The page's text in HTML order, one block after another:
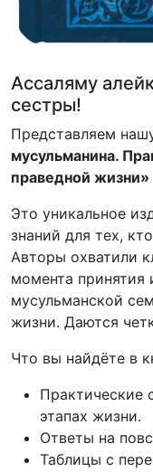
Ассаляму
сестры!
Представляем
мусульманина.
праведной жизни»
Это уникальное
знаний для тех,
Авторы охватили
момента принятия
мусульманской
жизни. Даются
Что вы найдёте в
Практические
этапах жизни.
Ответы на
Таблицы с